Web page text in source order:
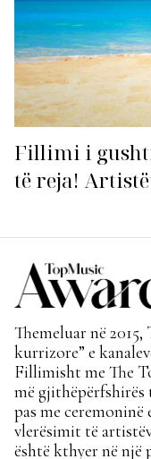
Fillimi i
të reja!
Themeluar në
kurrizore” e
Fillimisht me The
më gjithëpërfshirës
pas me
vlerësimit të
është kthyer në një